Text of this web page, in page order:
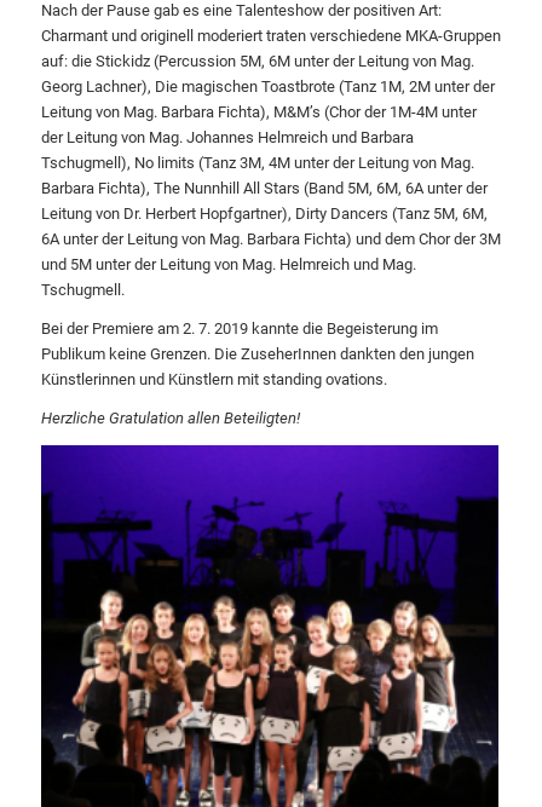
Nach der Pause gab es eine Talenteshow der positiven Art:
Charmant und originell moderiert traten verschiedene MKA-Gruppen
auf: die Stickidz (Percussion 5M, 6M unter der Leitung von Mag.
Georg Lachner), Die magischen Toastbrote (Tanz 1M, 2M unter der
Leitung von Mag. Barbara Fichta), M&M’s (Chor der 1M-4M unter
der Leitung von Mag. Johannes Helmreich und Barbara
Tschugmell), No limits (Tanz 3M, 4M unter der Leitung von Mag.
Barbara Fichta), The Nunnhill All Stars (Band 5M, 6M, 6A unter der
Leitung von Dr. Herbert Hopfgartner), Dirty Dancers (Tanz 5M, 6M,
6A unter der Leitung von Mag. Barbara Fichta) und dem Chor der 3M
und 5M unter der Leitung von Mag. Helmreich und Mag.
Tschugmell.
Bei der Premiere am 2. 7. 2019 kannte die Begeisterung im
Publikum keine Grenzen. Die ZuseherInnen dankten den jungen
Künstlerinnen und Künstlern mit standing ovations.
Herzliche Gratulation allen Beteiligten!